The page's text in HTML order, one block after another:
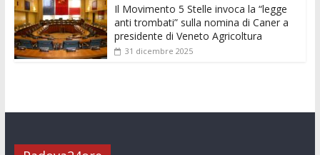
Il Movimento 5 Stelle invoca la “legge
anti trombati” sulla nomina di Caner a
presidente di Veneto Agricoltura
31 dicembre 2025